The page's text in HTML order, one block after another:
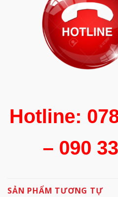
Hotline:
– 090
SẢN PHẨM TƯƠNG TỰ